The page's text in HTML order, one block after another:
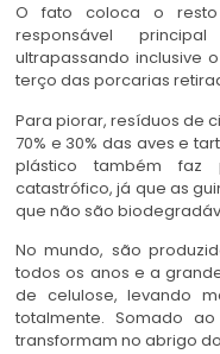
O fato coloca o
responsável
ultrapassando inclusive
terço das porcarias
Para piorar, resíduos de
70% e 30% das aves e
plástico também faz
catastrófico, já que as
que não são
No mundo, são
todos os anos e a
de celulose, levando
totalmente. Somado
transformam no abrigo